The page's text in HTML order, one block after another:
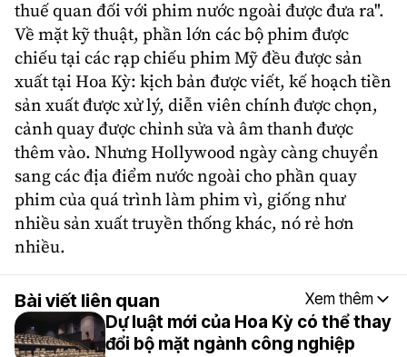
thuế quan đối với phim nước ngoài được đưa ra".
Về mặt kỹ thuật, phần lớn các bộ phim được
chiếu tại các rạp chiếu phim Mỹ đều được sản
xuất tại Hoa Kỳ: kịch bản được viết, kế hoạch tiền
sản xuất được xử lý, diễn viên chính được chọn,
cảnh quay được chỉnh sửa và âm thanh được
thêm vào. Nhưng Hollywood ngày càng chuyển
sang các địa điểm nước ngoài cho phần quay
phim của quá trình làm phim vì, giống như
nhiều sản xuất truyền thống khác, nó rẻ hơn
nhiều.
Bài viết liên quan Xem thêm
Dự luật mới của Hoa Kỳ có thể thay
đổi bộ mặt ngành công nghiệp